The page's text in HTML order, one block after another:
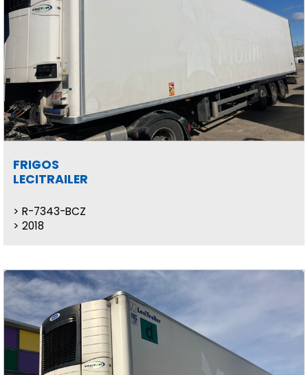
FRIGOS
LECITRAILER
R-7343-BCZ
2018